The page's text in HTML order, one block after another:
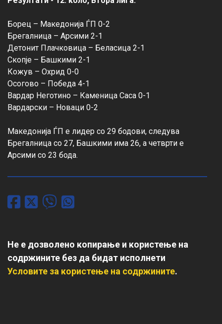
Борец – Македонија ЃП 0-2
Брегалница – Арсими 2-1
Детонит Плачковица – Беласица 2-1
Скопје – Башкими 2-1
Кожув – Охрид 0-0
Осогово – Победа 4-1
Вардар Неготино – Каменица Саса 0-1
Вардарски – Новаци 0-2
Македонија ЃП е лидер со 29 бодови, следува
Брегалница со 27, Башкими има 26, а четврти е
Арсими со 23 бода.
Не е дозволено копирање и користење на
содржините без да бидат исполнети
Условите за користење на содржините.